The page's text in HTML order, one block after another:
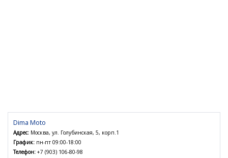
Dima Moto
Адрес: Москва, ул. Голубинская, 5, корп.1
График: пн-пт 09:00-18:00
Телефон: +7 (903) 106-80-98